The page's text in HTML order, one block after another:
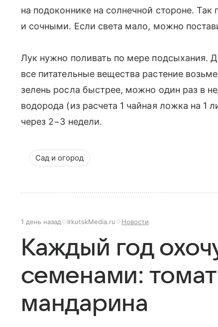
на подоконнике на солнечной стороне.
и сочными. Если света мало, можно
Лук нужно поливать по мере подсыхания.
все питательные вещества растение
зелень росла быстрее, можно один раз в
водорода (из расчета 1 чайная ложка на 1
через 2−3 недели.
Сад и огород
1 день назад IrkutskMedia.ru Новости
Каждый год
семенами:
мандарина